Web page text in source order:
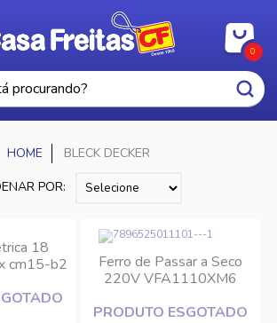
0
BLECK DECKER
POR:
18
cm15-b2
Ferro de Passar a Seco
220V VFA1110XM6
PRODUTO ESGOTADO